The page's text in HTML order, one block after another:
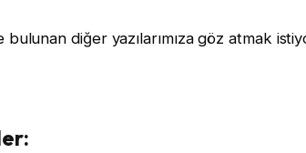
diğer yazılarımıza göz atmak